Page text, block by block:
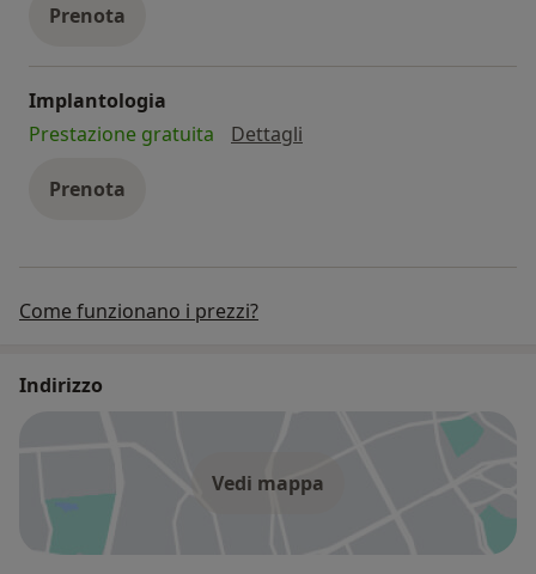
Prenota
Implantologia
Prestazione gratuita
Dettagli
Prenota
Come funzionano i prezzi?
Indirizzo
Vedi mappa